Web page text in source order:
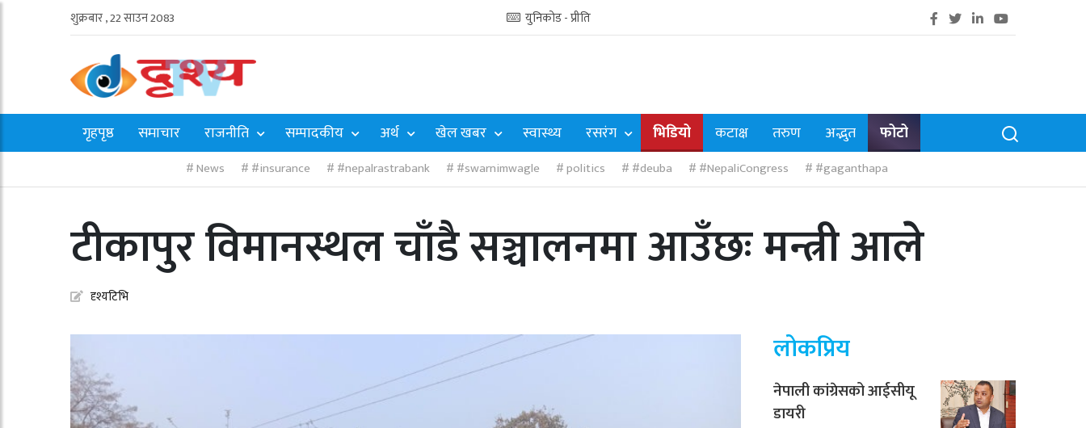
शुक्रबार , 22 साउन 2083 युनिकोड - प्रीति
गृहपृष्ठ समाचार राजनीति सम्पादकीय अर्थ खेल खबर स्वास्थ्य रसरंग भिडियो कटाक्ष तरुण अद्भुत फोटो
News #insurance #nepalrastrabank #swarnimwagle politics #deuba #NepaliCongress #gaganthapa
टीकापुर विमानस्थल चाँडै सञ्चालनमा आउँछः मन्त्री आले
दृश्यटिभि
लोकप्रिय
नेपाली कांग्रेसको आईसीयू
डायरी